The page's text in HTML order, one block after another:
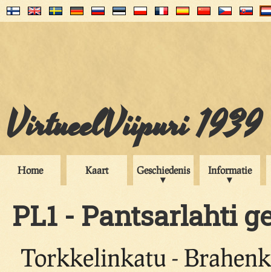
VirtueelViipuri 1939
Home Kaart Geschiedenis Informatie
PL1 - Pantsarlahti
Torkkelinkatu -